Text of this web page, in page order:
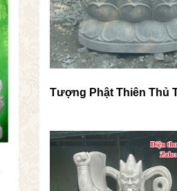
Tượng Phật Thiên Thủ